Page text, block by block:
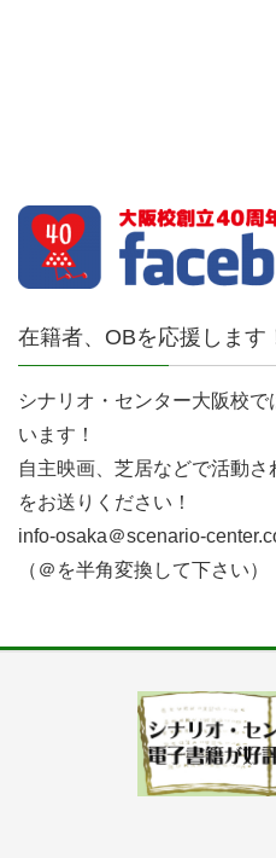
在籍者、OBを応援します
シナリオ・センター大阪校
います！
自主映画、芝居などで活動
をお送りください！
info-osaka＠scenario-
（＠を半角変換して下さい）